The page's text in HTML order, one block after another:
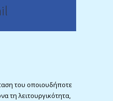
του οποιουδήποτε
τη λειτουργικότητα,